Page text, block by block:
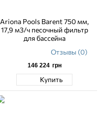
Ariona Pools Barent 750 мм,
17,9 м3/ч песочный фильтр
для бассейна
Отзывы (0)
146 224 грн
Купить